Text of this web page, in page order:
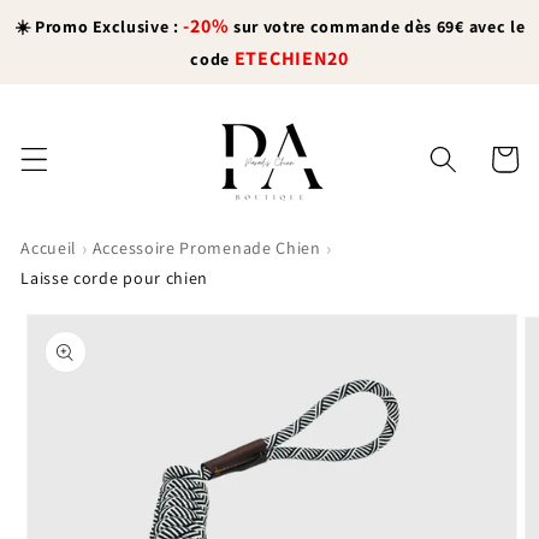
passer
☀️ Promo Exclusive :-20% sur votre commande dès 69€ avec le
code ETECHIEN20
Panier
Accueil › Accessoire Promenade Chien ›
Laisse corde pour chien
informations
produits